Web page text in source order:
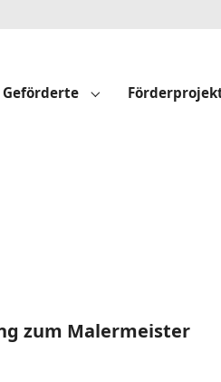
for "Die Sto-Stiftung"
Geförderte Submenu for
zum Malermeister